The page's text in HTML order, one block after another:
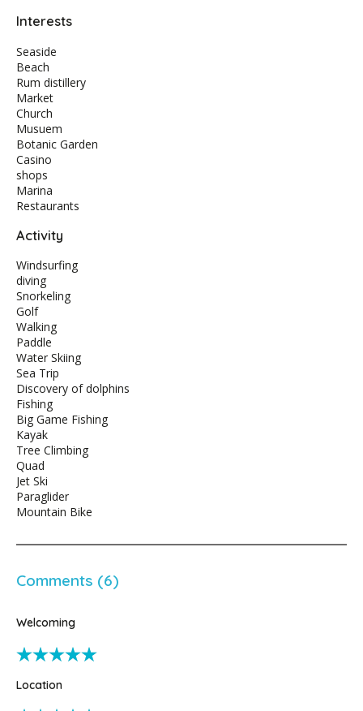
Interests
Seaside
Beach
Rum distillery
Market
Church
Musuem
Botanic Garden
Casino
shops
Marina
Restaurants
Activity
Windsurfing
diving
Snorkeling
Golf
Walking
Paddle
Water Skiing
Sea Trip
Discovery of dolphins
Fishing
Big Game Fishing
Kayak
Tree Climbing
Quad
Jet Ski
Paraglider
Mountain Bike
Comments (6)
Welcoming
Location